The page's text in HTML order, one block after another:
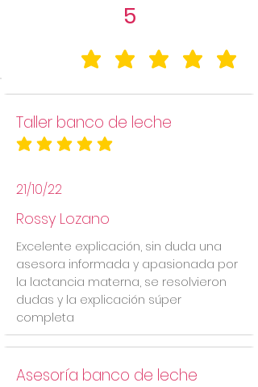
5
la calificación
Taller banco de leche
la calificación promedio es 5 de 5
21/10/22
Rossy Lozano
Excelente explicación, sin duda una
asesora informada y apasionada por
la lactancia materna, se resolvieron
dudas y la explicación súper
completa
Asesoría banco de leche